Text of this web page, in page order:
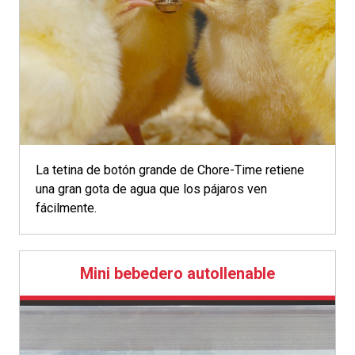
La tetina de botón grande de Chore-Time retiene
una gran gota de agua que los pájaros ven
fácilmente.
Mini bebedero autollenable